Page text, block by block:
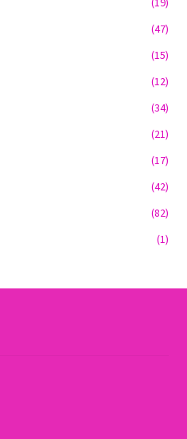
(47)
(15)
(12)
(34)
(21)
(17)
(42)
(82)
(1)